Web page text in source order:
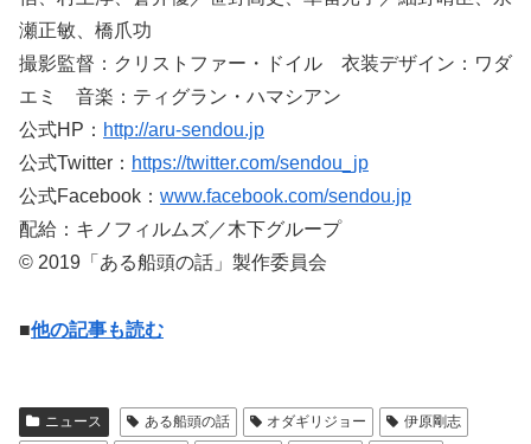
瀬正敏、橋爪功
撮影監督：クリストファー・ドイル 衣装デザイン：ワダ
エミ 音楽：ティグラン・ハマシアン
公式HP： http://aru-sendou.jp
公式Twitter： https://twitter.com/sendou_jp
公式Facebook： www.facebook.com/sendou.jp
配給：キノフィルムズ／木下グループ
© 2019「ある船頭の話」製作委員会
■他の記事も読む
ニュース ある船頭の話 オダギリジョー
伊原剛志